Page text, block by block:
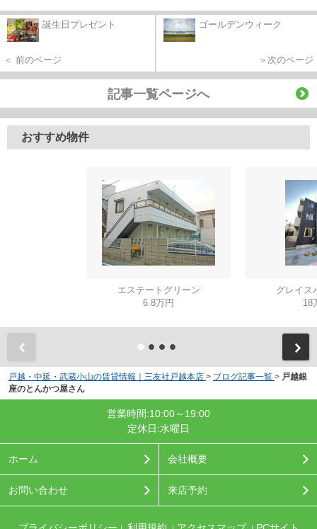
誕生日プレゼント
＜ 前のページ
ゴールデンウィーク
＞次のページ
記事一覧ページへ
おすすめ物件
エステートグリーン
6.8万円
グレイス
18
戸越・中延・武蔵小山の賃貸情報｜三友社戸越本店 > ブログ記事一覧 > 戸越銀
座のとんかつ屋さん
営業時間:10:00～19:00
定休日:水曜日
ホーム 会社概要
お問い合わせ 来店予約